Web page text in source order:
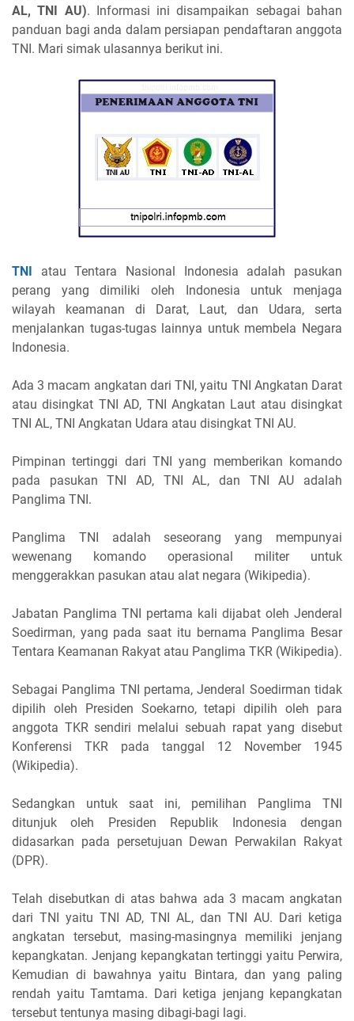
AL, TNI AU). Informasi ini disampaikan sebagai bahan
panduan bagi anda dalam persiapan pendaftaran anggota
TNI. Mari simak ulasannya berikut ini.
TNI atau Tentara Nasional Indonesia adalah pasukan
perang yang dimiliki oleh Indonesia untuk menjaga
wilayah keamanan di Darat, Laut, dan Udara, serta
menjalankan tugas-tugas lainnya untuk membela Negara
Indonesia.
Ada 3 macam angkatan dari TNI, yaitu TNI Angkatan Darat
atau disingkat TNI AD, TNI Angkatan Laut atau disingkat
TNI AL, TNI Angkatan Udara atau disingkat TNI AU.
Pimpinan tertinggi dari TNI yang memberikan komando
pada pasukan TNI AD, TNI AL, dan TNI AU adalah
Panglima TNI.
Panglima TNI adalah seseorang yang mempunyai
wewenang komando operasional militer untuk
menggerakkan pasukan atau alat negara (Wikipedia).
Jabatan Panglima TNI pertama kali dijabat oleh Jenderal
Soedirman, yang pada saat itu bernama Panglima Besar
Tentara Keamanan Rakyat atau Panglima TKR (Wikipedia).
Sebagai Panglima TNI pertama, Jenderal Soedirman tidak
dipilih oleh Presiden Soekarno, tetapi dipilih oleh para
anggota TKR sendiri melalui sebuah rapat yang disebut
Konferensi TKR pada tanggal 12 November 1945
(Wikipedia).
Sedangkan untuk saat ini, pemilihan Panglima TNI
ditunjuk oleh Presiden Republik Indonesia dengan
didasarkan pada persetujuan Dewan Perwakilan Rakyat
(DPR).
Telah disebutkan di atas bahwa ada 3 macam angkatan
dari TNI yaitu TNI AD, TNI AL, dan TNI AU. Dari ketiga
angkatan tersebut, masing-masingnya memiliki jenjang
kepangkatan. Jenjang kepangkatan tertinggi yaitu Perwira,
Kemudian di bawahnya yaitu Bintara, dan yang paling
rendah yaitu Tamtama. Dari ketiga jenjang kepangkatan
tersebut tentunya masing dibagi-bagi lagi.